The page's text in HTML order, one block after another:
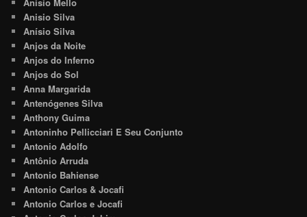
Anisio Silva
Anísio Silva
Anjos da Noite
Anjos do Inferno
Anjos do Sol
Anna Margarida
Antenógenes Silva
Anthony Guima
Antoninho Pellicciari E Seu Conjunto
Antonio Adolfo
Antônio Arruda
Antonio Bahiense
Antonio Carlos & Jocafi
Antonio Carlos e Jocafi